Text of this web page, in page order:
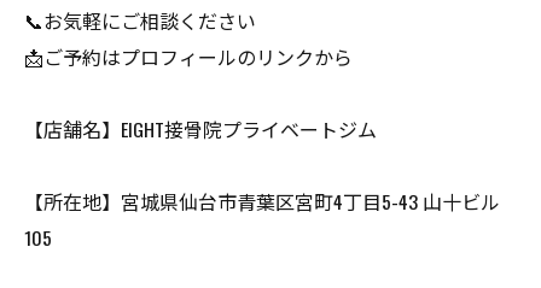
📞お気軽にご相談ください
📩ご予約はプロフィールのリンクから
【店舗名】EIGHT接骨院プライベートジム
【所在地】宮城県仙台市青葉区宮町4丁目5-43 山十ビル
105